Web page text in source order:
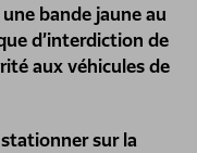
bande jaune au
d’interdiction de
aux véhicules de
sur la